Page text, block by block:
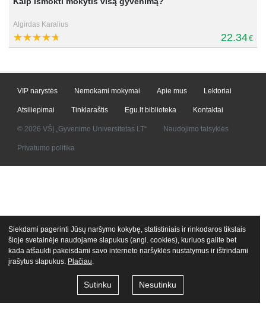
Algirdas Karalius
22.34€
VIP narystės Nemokami mokymai Apie mus Lektoriai
Atsiliepimai Tinklaraštis Egu.lt biblioteka Kontaktai
© 2026 VŠĮ „Gyvenimo Universitetas LT“ Naudojimo taisyklės
Privatumo politika
Siekdami pagerinti Jūsų naršymo kokybę, statistiniais ir rinkodaros tikslais
šioje svetainėje naudojame slapukus (angl. cookies), kuriuos galite bet
kada atšaukti pakeisdami savo interneto naršyklės nustatymus ir ištrindami
įrašytus slapukus. Plačiau
Sutinku Nesutinku